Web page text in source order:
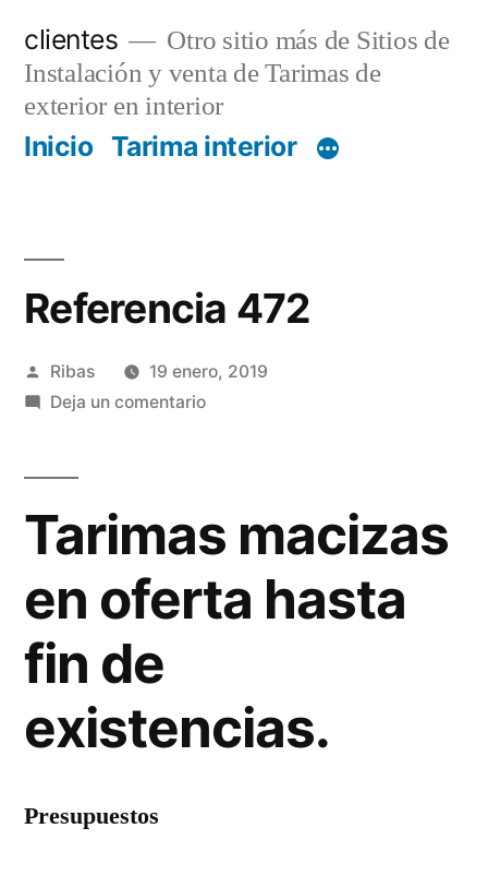
contenido
clientes
Otro sitio más de Sitios de
Instalación y venta de Tarimas de
exterior en interior
Inicio Tarima interior
Referencia 472
Publicado
por
Ribas
19 enero, 2019
Deja un comentarioen
Tarimas macizas
en oferta hasta
fin de
existencias.
Presupuestos